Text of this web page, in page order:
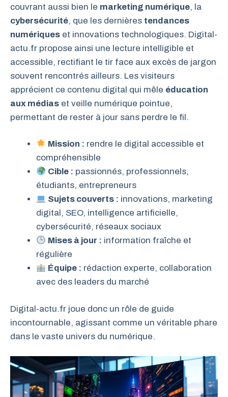
couvrant aussi bien le marketing numérique, la
cybersécurité, que les dernières tendances
numériques et innovations technologiques. Digital-
actu.fr propose ainsi une lecture intelligible et
accessible, rectifiant le tir face aux excès de jargon
souvent rencontrés ailleurs. Les visiteurs
apprécient ce contenu digital qui mêle éducation
aux médias et veille numérique pointue,
permettant de rester à jour sans perdre le fil.
Mission : rendre le digital accessible et
compréhensible
Cible : passionnés, professionnels,
étudiants, entrepreneurs
Sujets couverts : innovations, marketing
digital, SEO, intelligence artificielle,
cybersécurité, réseaux sociaux
Mises à jour : information fraîche et
régulière
Équipe : rédaction experte, collaboration
avec des leaders du marché
Digital-actu.fr joue donc un rôle de guide
incontournable, agissant comme un véritable phare
dans le vaste univers du numérique.